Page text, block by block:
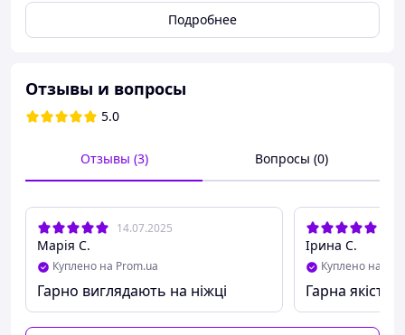
38 - 25,0 см (на стопу 24 см)
39 - 26,0 см (на стопу 24,5-25 см)
Подробнее
Отзывы и вопросы
5.0
Отзывы (3) Вопросы (0)
14.07.2025
Марія С.
Куплено на Prom.ua
Гарно виглядають на ніжці
Ірина С.
Куплено на
Гарна якість